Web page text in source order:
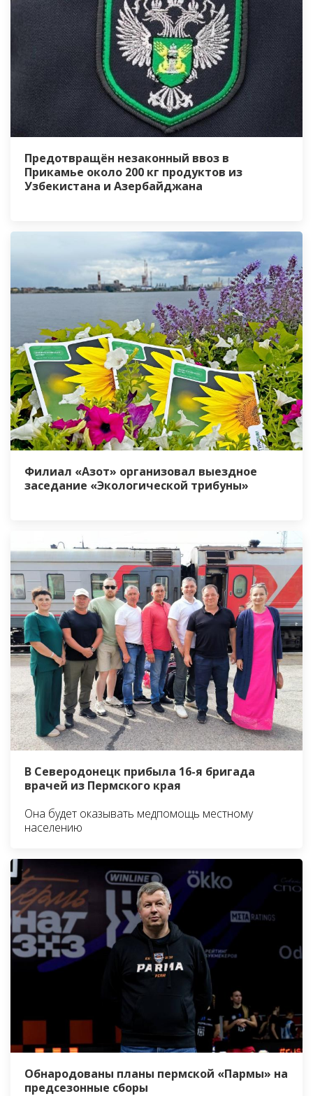
Предотвращён незаконный ввоз в
Прикамье около 200 кг продуктов из
Узбекистана и Азербайджана
Филиал «Азот» организовал выездное
заседание «Экологической трибуны»
В Северодонецк прибыла 16-я бригада
врачей из Пермского края
Она будет оказывать медпомощь местному
населению
Обнародованы планы пермской «Пармы» на
предсезонные сборы